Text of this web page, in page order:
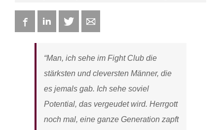
FacebookLinkedIn Twitter
“Man, ich sehe im Fight Club die
stärksten und cleversten Männer, die
es jemals gab. Ich sehe soviel
Potential, das vergeudet wird. Herrgott
noch mal, eine ganze Generation zapft